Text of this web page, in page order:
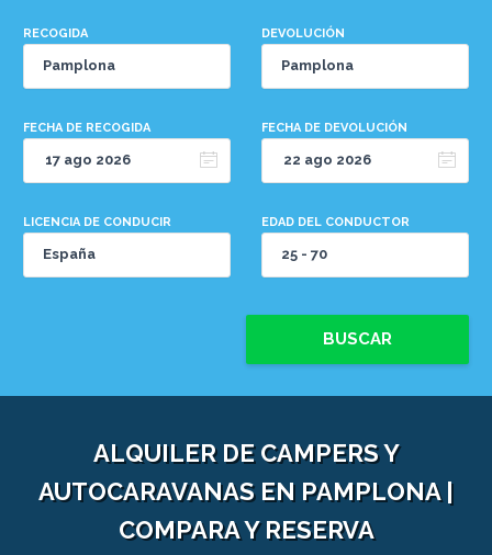
RECOGIDA DEVOLUCIÓN
FECHA DE RECOGIDA FECHA DE DEVOLUCIÓN
LICENCIA DE CONDUCIR EDAD DEL CONDUCTOR
BUSCAR
ALQUILER DE CAMPERS Y
AUTOCARAVANAS EN PAMPLONA |
COMPARA Y RESERVA